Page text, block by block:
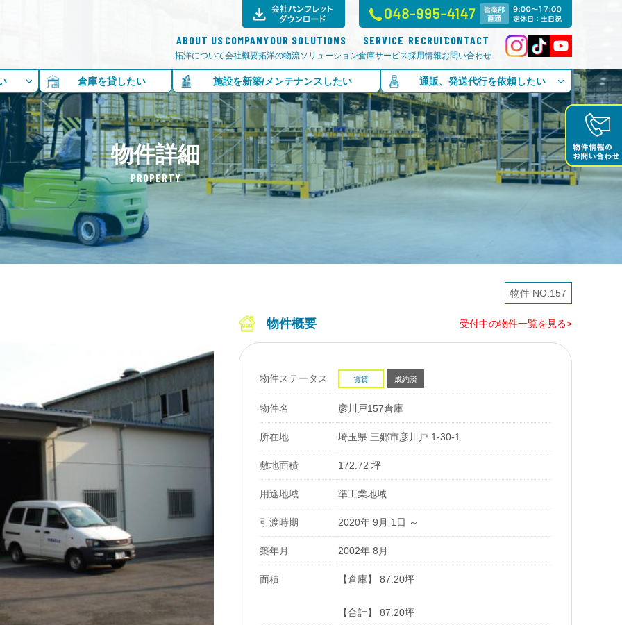
拓洋について
ABOUT US
会社概要
COMPANY
拓洋の物流ソリューション
OUR SOLUTIONS
倉庫サービス
SERVICE
採用情報
RECRUIT
お問い合わせ
CONTACT
倉庫を貸したい 施設を新築/メンテナンスしたい 通販、発送代行を依頼したい
物件詳細
PROPERTY
物件 NO.157
物件概要 受付中の物件一覧を見る>
物件ステータス 賃貸 成約済
物件名 彦川戸157倉庫
所在地 埼玉県 三郷市彦川戸 1-30-1
敷地面積 172.72 坪
用途地域 準工業地域
引渡時期 2020年 9月 1日 ～
築年月 2002年 8月
面積 【倉庫】 87.20坪
【合計】 87.20坪